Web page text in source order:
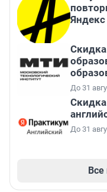
До 31
До 31